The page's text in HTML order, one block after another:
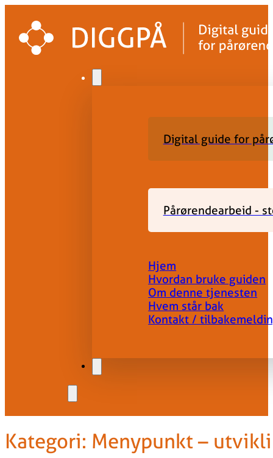
Digital guide for
Pårørendearbeid -
Hjem
Hvordan bruke guiden
Om denne tjenesten
Hvem står bak
Kontakt /
Kategori: Menypunkt –